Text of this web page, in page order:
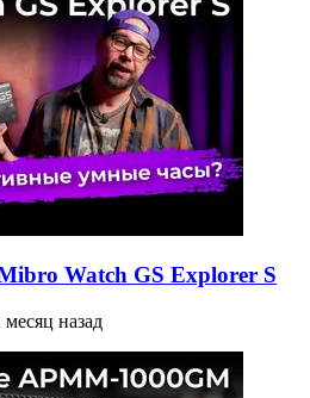
Watch GS Explorer S
месяц назад